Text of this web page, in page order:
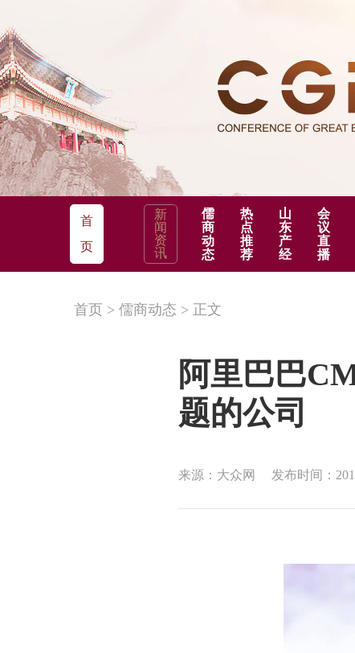
首
页
新
闻
资
讯
儒
商
动
态
热
点
推
荐
山
东
产
经
会
议
直
播
首页 > 儒商动态 > 正文
阿里巴巴
题的公司
来源：大众网 发布时间：